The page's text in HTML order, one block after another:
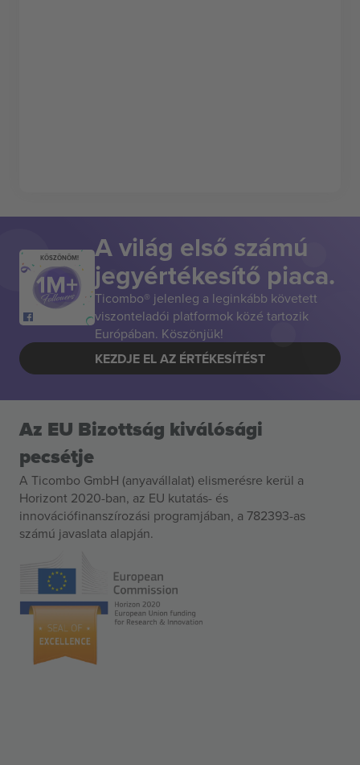
KÖSZÖNÖM! A világ első számú
jegyértékesítő piaca.
Ticombo® jelenleg a leginkább követett
viszonteladói platformok közé tartozik
Európában. Köszönjük!
KEZDJE EL AZ ÉRTÉKESÍTÉST
Az EU Bizottság kiválósági
pecsétje
A Ticombo GmbH (anyavállalat) elismerésre kerül a
Horizont 2020-ban, az EU kutatás- és
innovációfinanszírozási programjában, a 782393-as
számú javaslata alapján.